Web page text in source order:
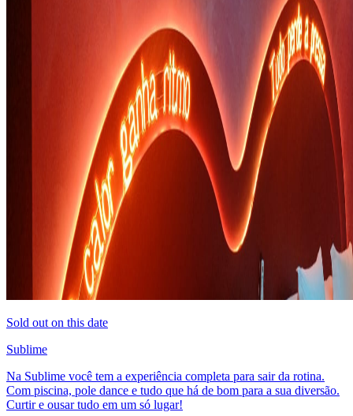
Sold out on this date
Sublime
Na Sublime você tem a experiência completa para sair da rotina.
Com piscina, pole dance e tudo que há de bom para a sua diversão.
Curtir e ousar tudo em um só lugar!